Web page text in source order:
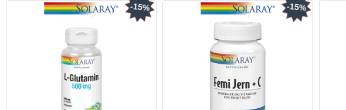
-15% -15%